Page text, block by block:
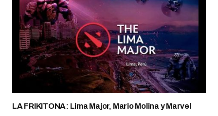
LA FRIKITONA: Lima Major, Mario Molina y Marvel